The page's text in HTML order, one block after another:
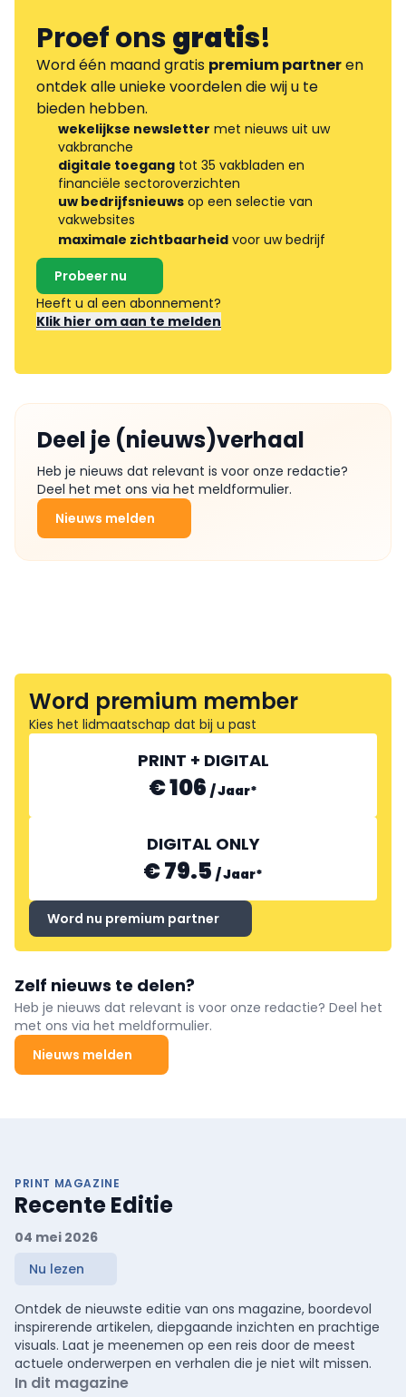
Proef onsgratis!
Word één maand gratis premium partneren
ontdek alle unieke voordelen die wij u te
bieden hebben.
wekelijkse newsletter met nieuws uit uw
vakbranche
digitale toegang tot 35 vakbladen en
financiële sectoroverzichten
uw bedrijfsnieuws op een selectie van
vakwebsites
maximale zichtbaarheid voor uw bedrijf
Probeer nu
Heeft u al een abonnement?
Klik hier om aan te melden
Deel je (nieuws)verhaal
Heb je nieuws dat relevant is voor onze redactie?
Deel het met ons via het meldformulier.
Nieuws melden
Word premium member
Kies het lidmaatschap dat bij u past
PRINT + DIGITAL
€ 106 /Jaar*
DIGITAL ONLY
€ 79.5 /Jaar*
Word nu premium partner
Zelf nieuws te delen?
Heb je nieuws dat relevant is voor onze redactie? Deel het
met ons via het meldformulier.
Nieuws melden
PRINT MAGAZINE
Recente Editie
04 mei 2026
Nu lezen
Ontdek de nieuwste editie van ons magazine, boordevol
inspirerende artikelen, diepgaande inzichten en prachtige
visuals. Laat je meenemen op een reis door de meest
actuele onderwerpen en verhalen die je niet wilt missen.
In dit magazine